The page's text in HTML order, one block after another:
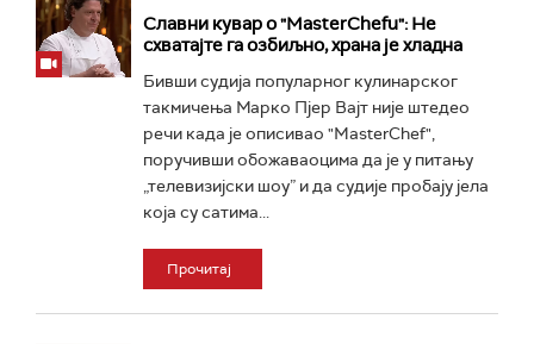
Славни кувар о "MasterChefu": Не
схватајте га озбиљно, храна је хладна
Бивши судија популарног кулинарског
такмичења Марко Пјер Вајт није штедео
речи када је описивао "MasterChef",
поручивши обожаваоцима да је у питању
„телевизијски шоу” и да судије пробају јела
која су сатима...
Прочитај